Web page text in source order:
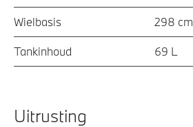
Wielbasis 298 cm
Tankinhoud 69 L
Uitrusting